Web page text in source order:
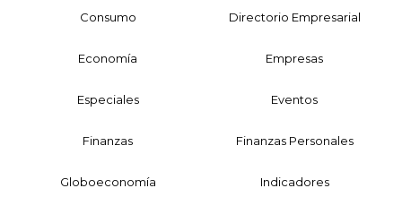
Consumo Directorio Empresarial
Economía Empresas
Especiales Eventos
Finanzas Finanzas Personales
Globoeconomía Indicadores